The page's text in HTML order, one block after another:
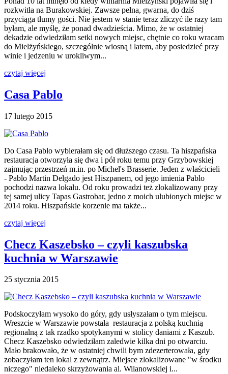
rozkwitła na Burakowskiej. Zawsze pełna, gwarna, do dziś
przyciąga tłumy gości. Nie jestem w stanie teraz zliczyć ile razy tam
byłam, ale myślę, że ponad dwadzieścia. Mimo, że w ostatniej
dekadzie odwiedziłam setki nowych miejsc, chętnie co roku wracam
do Mielżyńskiego, szczególnie wiosną i latem, aby posiedzieć przy
winie i jedzeniu w urokliwym...
czytaj więcej
Casa Pablo
17 lutego 2015
Do Casa Pablo wybierałam się od dłuższego czasu. Ta hiszpańska
restauracja otworzyła się dwa i pół roku temu przy Grzybowskiej
zajmując przestrzeń m.in. po Michel's Brasserie. Jeden z właścicieli
- Pablo Martin Delgado jest Hiszpanem, od jego imienia Pablo
pochodzi nazwa lokalu. Od roku prowadzi też zlokalizowany przy
tej samej ulicy Tapas Gastrobar, jedno z moich ulubionych miejsc w
2014 roku. Hiszpańskie korzenie ma także...
czytaj więcej
Checz Kaszebsko – czyli kaszubska
kuchnia w Warszawie
25 stycznia 2015
Podskoczyłam wysoko do góry, gdy usłyszałam o tym miejscu.
Wreszcie w Warszawie powstała restauracja z polską kuchnią
regionalną z tak rzadko spotykanymi w stolicy daniami z Kaszub.
Checz Kaszebsko odwiedziłam zaledwie kilka dni po otwarciu.
Mało brakowało, że w ostatniej chwili bym zdezerterowała, gdy
zobaczyłam ten lokal z zewnątrz. Miejsce zlokalizowane "w środku
niczego" niedaleko skrzyżowania al. Wilanowskiej i...